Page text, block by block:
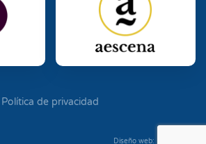
Política de privacidad
Diseño web: Diego Seixo